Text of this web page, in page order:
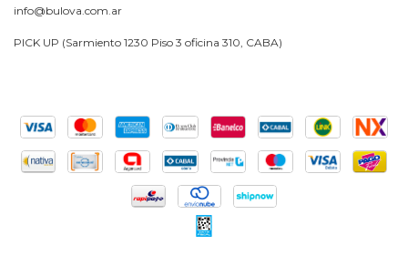
info@bulova.com.ar
PICK UP (Sarmiento 1230 Piso 3 oficina 310, CABA)